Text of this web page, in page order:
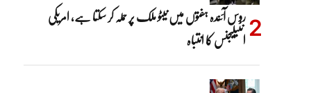
روس آئندہ ہفتوں میں نیٹو ملک پر حملہ کر سکتا ہے، امریکی
انٹیلیجنس کا انتباہ